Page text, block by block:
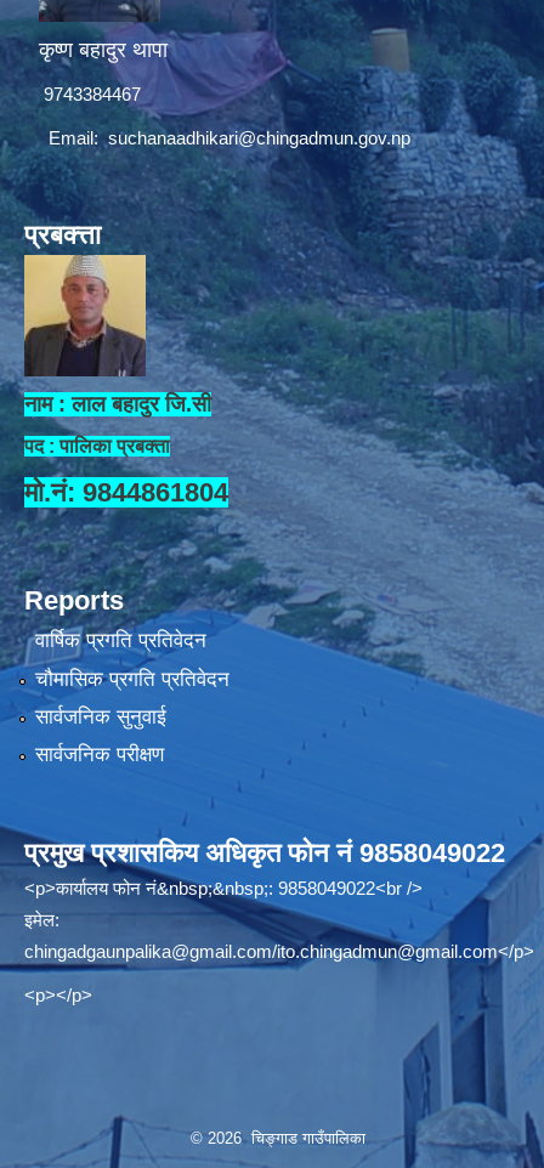
कृष्ण बहादुर थापा
9743384467
Email:suchanaadhikari@chingadmun.gov.np
प्रबक्त्ता
नाम : लाल बहादुर जि.सी
पद : पालिका प्रबक्ता
मो.नं: 9844861804
Reports
वार्षिक प्रगति प्रतिवेदन
चौमासिक प्रगति प्रतिवेदन
सार्वजनिक सुनुवाई
सार्वजनिक परीक्षण
प्रमुख प्रशासकिय अधिकृत फोन नं 9858049022
<p>कार्यालय फोन नं&nbsp;&nbsp;: 9858049022<br />
इमेल:
chingadgaunpalika@gmail.com/ito.chingadmun@gmail.com</p>
<p></p>
© 2026 चिङ्गाड गाउँपालिका